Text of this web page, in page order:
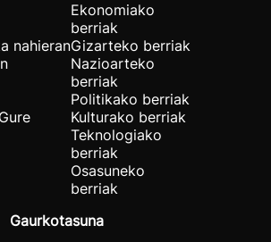
nahieran
Ekonomiako
berriak
Gizarteko berriak
Nazioarteko
berriak
Politikako berriak
Kulturako berriak
Teknologiako
berriak
Osasuneko
berriak
Gaurkotasuna